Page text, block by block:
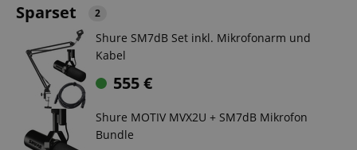
Sparset 2
Shure SM7dB Set inkl. Mikrofonarm und
Kabel
555€
Shure MOTIV MVX2U + SM7dB Mikrofon
Bundle